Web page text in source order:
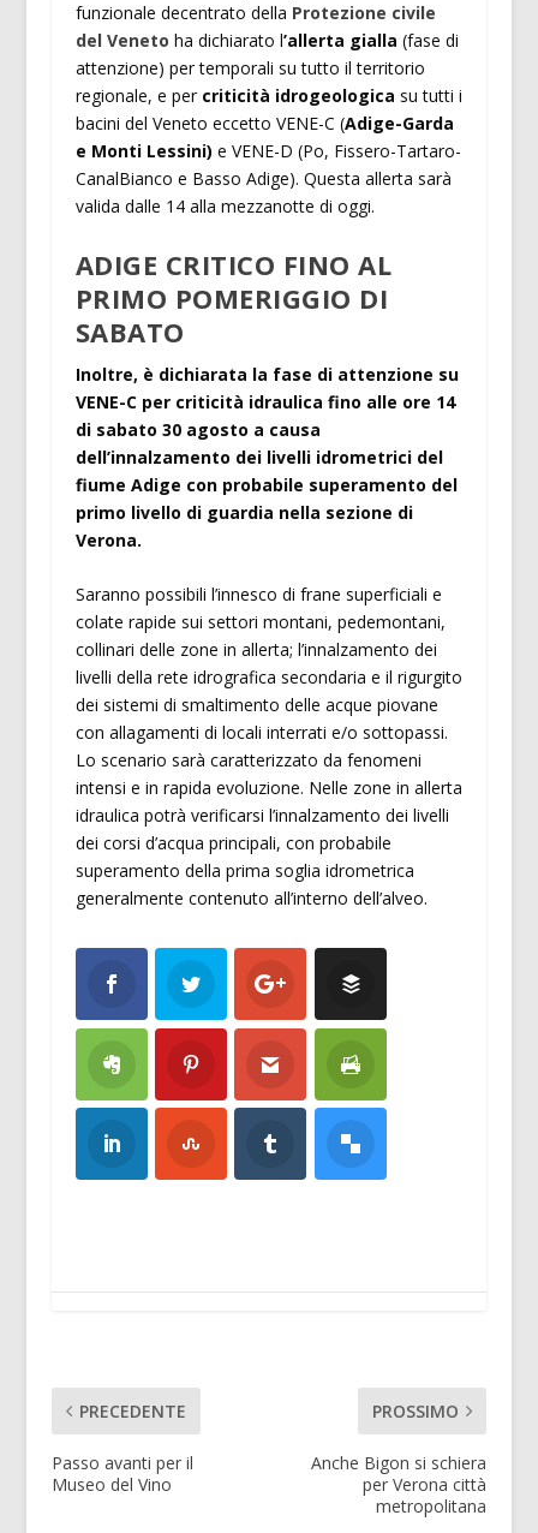
funzionale decentrato della Protezione civile
del Veneto ha dichiarato l’allerta gialla (fase di
attenzione) per temporali su tutto il territorio
regionale, e percriticità idrogeologica su tutti i
bacini del Veneto eccetto VENE-C (Adige-Garda
e Monti Lessini) e VENE-D (Po, Fissero-Tartaro-
CanalBianco e Basso Adige). Questa allerta sarà
valida dalle 14 alla mezzanotte di oggi.
ADIGE CRITICO FINO AL
PRIMO POMERIGGIO DI
SABATO
Inoltre, è dichiarata la fase di attenzione su
VENE-C per criticità idraulica fino alle ore 14
di sabato 30 agosto a causa
dell’innalzamento dei livelli idrometrici del
fiume Adige con probabile superamento del
primo livello di guardia nella sezione di
Verona.
Saranno possibili l’innesco di frane superficiali e
colate rapide sui settori montani, pedemontani,
collinari delle zone in allerta; l’innalzamento dei
livelli della rete idrografica secondaria e il rigurgito
dei sistemi di smaltimento delle acque piovane
con allagamenti di locali interrati e/o sottopassi.
Lo scenario sarà caratterizzato da fenomeni
intensi e in rapida evoluzione. Nelle zone in allerta
idraulica potrà verificarsi l’innalzamento dei livelli
dei corsi d’acqua principali, con probabile
superamento della prima soglia idrometrica
generalmente contenuto all’interno dell’alveo.
PRECEDENTE
Passo avanti per il
Museo del Vino
PROSSIMO
Anche Bigon si schiera
per Verona città
metropolitana